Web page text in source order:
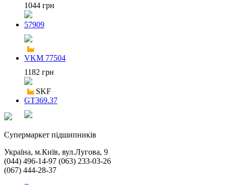
1044 грн
57909
VKM 77504
1182 грн
SKF
GT369.37
Cупермаркет підшипників
Україна, м.Київ, вул.Лугова, 9
(044) 496-14-97 (063) 233-03-26
(067) 444-28-37